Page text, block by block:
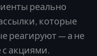
реально
которые
реагируют — а не
с акциями.